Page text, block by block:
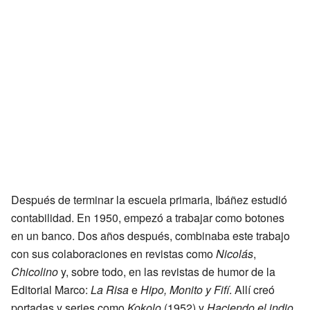
Después de terminar la escuela primaria, Ibáñez estudió
contabilidad. En 1950, empezó a trabajar como botones
en un banco. Dos años después, combinaba este trabajo
con sus colaboraciones en revistas comoNicolás,
Chicolinoy, sobre todo, en las revistas de humor de la
Editorial Marco: La RisaeHipo, Monito y Fifí. Allí creó